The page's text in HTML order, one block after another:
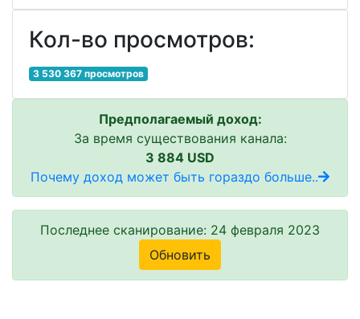
Кол-во просмотров:
3 530 367 просмотров
Предполагаемый доход:
За время существования канала:
3 884 USD
Почему доход может быть гораздо больше..
Последнее сканирование: 24 февраля 2023
Обновить